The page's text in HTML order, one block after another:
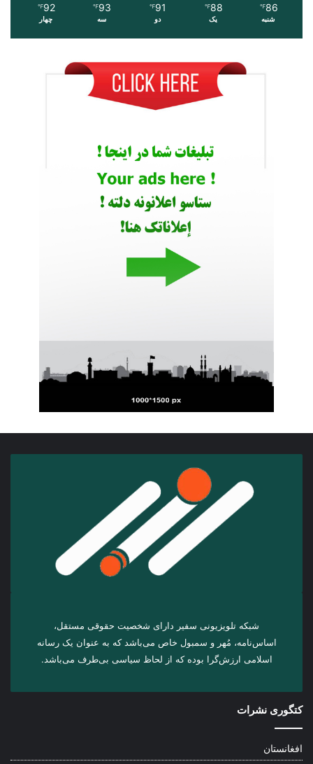
86
℉
شنبه
88
℉
یک
91
℉
دو
93
℉
سه
92
℉
چهار
شبکه تلویزیونی سفیر دارای شخصیت حقوقی مستقل،
اساس‌نامه، مُهر و سمبول خاص می‌باشد که به عنوان یک رسانه
اسلامی ارزش‌گرا بوده که از لحاظ سیاسی بی‌طرف می‌باشد.
کتگوری نشرات
افغانستان